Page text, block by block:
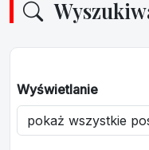
Wyświetlanie